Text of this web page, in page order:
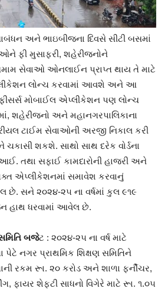
અને ભાઇબીજના દિવસે સીટી બસમાં
ફી મુસાફરી, શહેરીજનોને
તમામ સેવાઓ ઓનલાઈન પ્રાપ્ત થાય તે માટે
લોન્ચ કરવામાં આવશે અને આ
મોબાઈલ એપ્લીકેશન પણ લોન્ચ
શહેરીજનો અને મહાનગરપાલિકાના
ટાઈમ સેવાઓની અરજી નિકાલ કરી
શકશે. સાથો સાથ દરેક વોર્ડના
સફાઈ કામદારોની હાજરી અને
એપ્લીકેશનમાં સમાવેશ કરવાનું
સને ૨૦૨૪-૨૫ ના વર્ષમાં કુલ ૯૧૯
હાથ ધરવામાં આવેલ છે.
બજેટ : ૨૦૨૪-૨૫ ના વર્ષ માટે
પેટે નગર પ્રાથમિક શિક્ષણ સમિતિને
રકમ રૂા. ૨૦ કરોડ અને શાળા ફર્નીચર,
ફાયર શેફટી સાધનો વિગેરે માટે રૂા. ૧.૦૫